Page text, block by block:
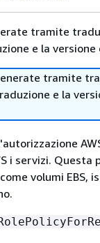
tramite
e la
tramite
e la
i servizi. Questa
volumi EBS,